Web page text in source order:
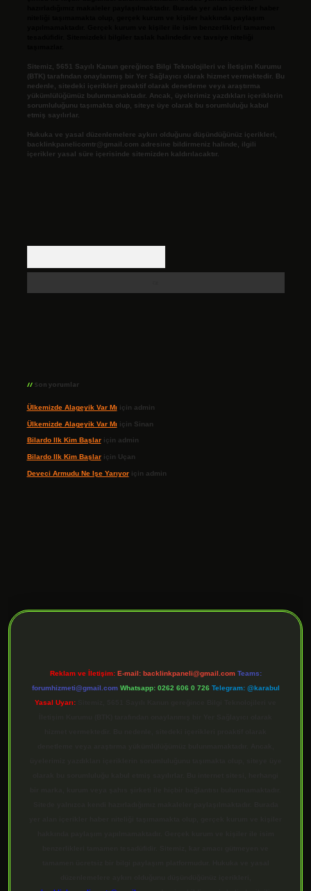
Sitemiz, 5651 Sayılı Kanun gereğince Bilgi Teknolojileri ve İletişim Kurumu
(BTK) tarafından onaylanmış bir Yer Sağlayıcı olarak hizmet vermektedir. Bu
nedenle, sitedeki içerikleri proaktif olarak denetleme veya araştırma
yükümlülüğümüz bulunmamaktadır. Ancak, üyelerimiz yazdıkları içeriklerin
sorumluluğunu taşımakta olup, siteye üye olarak bu sorumluluğu kabul
etmiş sayılırlar.
Hukuka ve yasal düzenlemelere aykırı olduğunu düşündüğünüz içerikleri,
backlinkpanelicomtr@gmail.com adresine bildirmeniz halinde, ilgili
içerikler yasal süre içerisinde sitemizden kaldırılacaktır.
Son yorumlar
Ülkemizde Alageyik Var Mı için admin
Ülkemizde Alageyik Var Mı için Sinan
Bilardo Ilk Kim Başlariçin admin
Bilardo Ilk Kim Başlariçin Uçan
Deveci Armudu Ne Işe Yarıyoriçin admin
Reklam ve İletişim: E-mail: backlinkpaneli@gmail.com Teams:
forumhizmeti@gmail.com Whatsapp: 0262 606 0 726 Telegram: @karabul
Yasal Uyarı: